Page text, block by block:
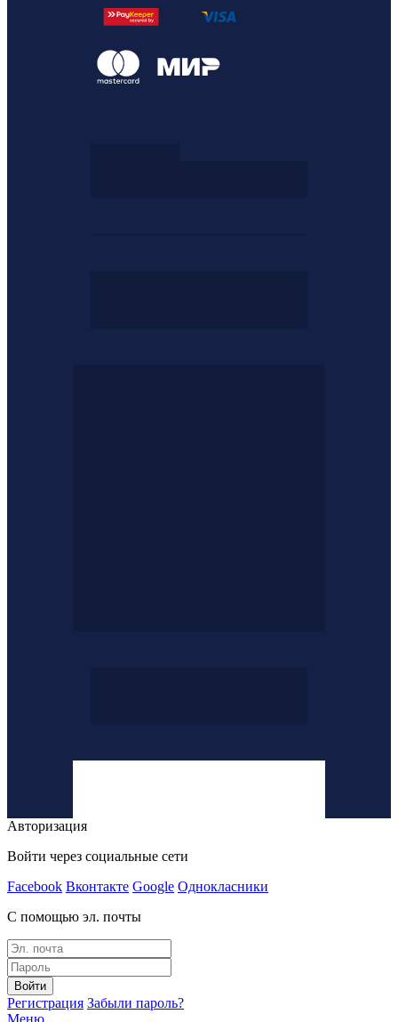
Авторизация
Войти через социальные сети
Facebook Вконтакте Google Однокласники
С помощью эл. почты
Войти
Регистрация Забыли пароль?
Меню